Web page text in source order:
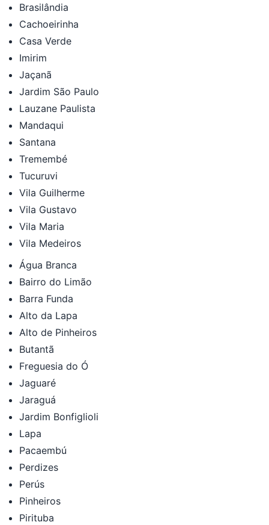
Brasilândia
Cachoeirinha
Casa Verde
Imirim
Jaçanã
Jardim São Paulo
Lauzane Paulista
Mandaqui
Santana
Tremembé
Tucuruvi
Vila Guilherme
Vila Gustavo
Vila Maria
Vila Medeiros
Água Branca
Bairro do Limão
Barra Funda
Alto da Lapa
Alto de Pinheiros
Butantã
Freguesia do Ó
Jaguaré
Jaraguá
Jardim Bonfiglioli
Lapa
Pacaembú
Perdizes
Perús
Pinheiros
Pirituba